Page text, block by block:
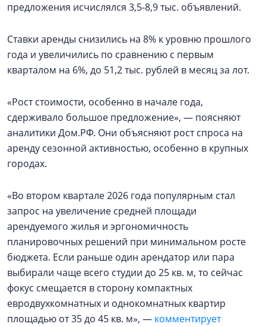
предложения исчислялся 3,5-8,9 тыс. объявлений.
Ставки аренды снизились на 8% к уровню прошлого
года и увеличились по сравнению с первым
кварталом на 6%, до 51,2 тыс. рублей в месяц за лот.
«Рост стоимости, особенно в начале года,
сдерживало большое предложение», — поясняют
аналитики Дом.РФ. Они объясняют рост спроса на
аренду сезонной активностью, особенно в крупных
городах.
«Во втором квартале 2026 года популярным стал
запрос на увеличение средней площади
арендуемого жилья и эргономичность
планировочных решений при минимальном росте
бюджета. Если раньше один арендатор или пара
выбирали чаще всего студии до 25 кв. м, то сейчас
фокус смещается в сторону компактных
евродвухкомнатных и однокомнатных квартир
площадью от 35 до 45 кв. м», — комментирует